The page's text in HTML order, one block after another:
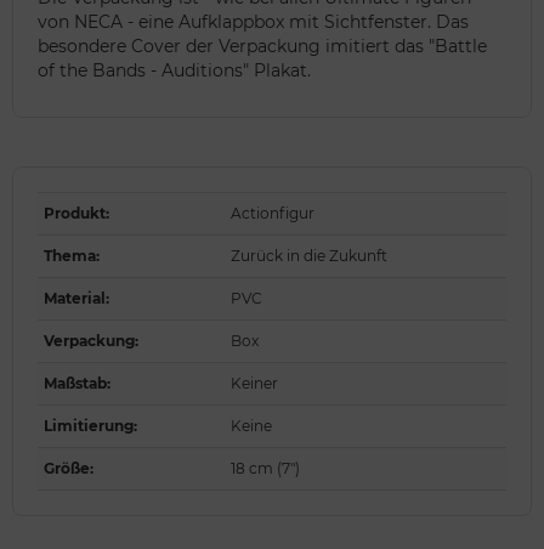
von NECA - eine Aufklappbox mit Sichtfenster. Das
besondere Cover der Verpackung imitiert das "Battle
of the Bands - Auditions" Plakat.
Produkt: Actionfigur
Thema: Zurück in die Zukunft
Material: PVC
Verpackung: Box
Maßstab: Keiner
Limitierung: Keine
Größe: 18 cm (7")